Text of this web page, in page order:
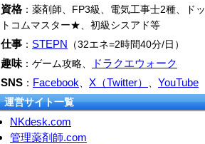
資格：薬剤師、FP3級、電気工事士2種、ドッ
トコムマスター★、初級シスアド等
仕事 ： STEPN （32エネ=2時間40分/日）
趣味 ：ゲーム攻略、
ドラクエウォーク
SNS ： Facebook X（Twitter） YouTube
運営サイト一覧
NKdesk.com
管理薬剤師.com